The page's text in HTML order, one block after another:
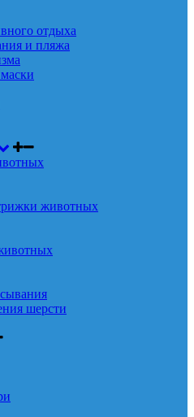
отдыха
и пляжа
животных
шерсти